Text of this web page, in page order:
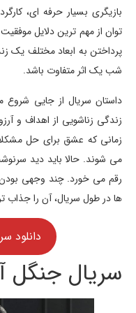
بازیگری بسیار حرفه ای،
توان از مهم ترین دلایل
پرداختن به ابعاد مختلف یک
شب یک اثر متفاوت باشد.
داستان سریال از جایی
زندگی زناشویی از اهداف و
زمانی که عشق برای حل
می شوند. حالا باید دید
رقم می خورد. چند وجهی
ها در طول سریال، آن را جذاب
دانلود
سریال جنگل